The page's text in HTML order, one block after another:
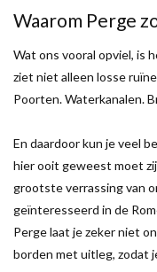
Waarom Perge
Wat ons vooral opviel, is
ziet niet alleen losse
Poorten. Waterkanalen.
En daardoor kun je veel
hier ooit geweest moet
grootste verrassing van
geïnteresseerd in de
Perge laat je zeker niet
borden met uitleg, zodat